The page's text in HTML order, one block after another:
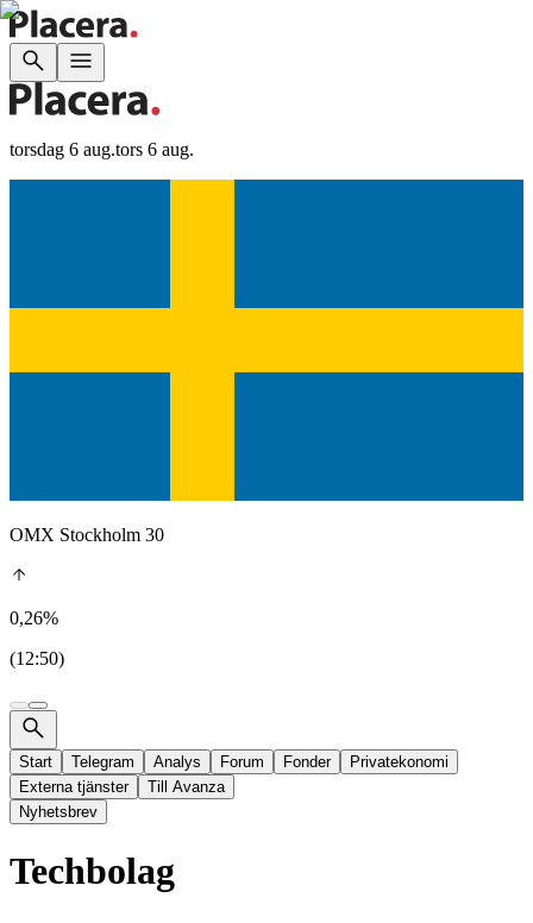
torsdag 6 aug.tors 6 aug.
OMX Stockholm 30
0,26%
(12:50)
Start Telegram Analys Forum Fonder
Privatekonomi
Externa tjänster
Till Avanza
Nyhetsbrev
Techbolag